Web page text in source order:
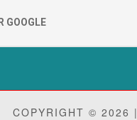
GOOGLE
COPYRIGHT © 2026 |